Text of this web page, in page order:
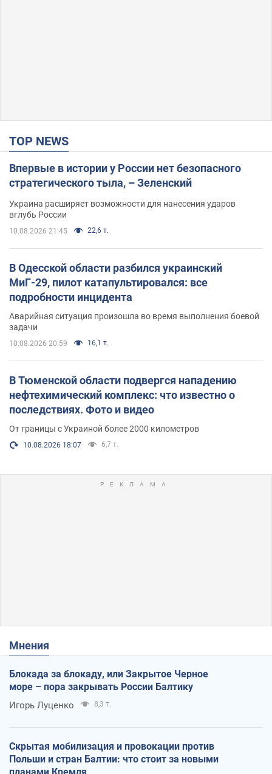
TOP NEWS
Впервые в истории у России нет безопасного
стратегического тыла, – Зеленский
Украина расширяет возможности для нанесения ударов
вглубь России
10.08.2026 21:45 22,6 т.
В Одесской области разбился украинский
МиГ-29, пилот катапультировался: все
подробности инцидента
Аварийная ситуация произошла во время выполнения боевой
задачи
10.08.2026 20:59 16,1 т.
В Тюменской области подвергся нападению
нефтехимический комплекс: что известно о
последствиях. Фото и видео
От границы с Украиной более 2000 километров
10.08.2026 18:07 6,7 т.
Мнения
Блокада за блокаду, или Закрытое Черное
море – пора закрывать России Балтику
Игорь Луценко 8,3 т.
Скрытая мобилизация и провокации против
Польши и стран Балтии: что стоит за новыми
планами Кремля